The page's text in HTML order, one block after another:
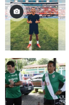
12
minutes,
1
second